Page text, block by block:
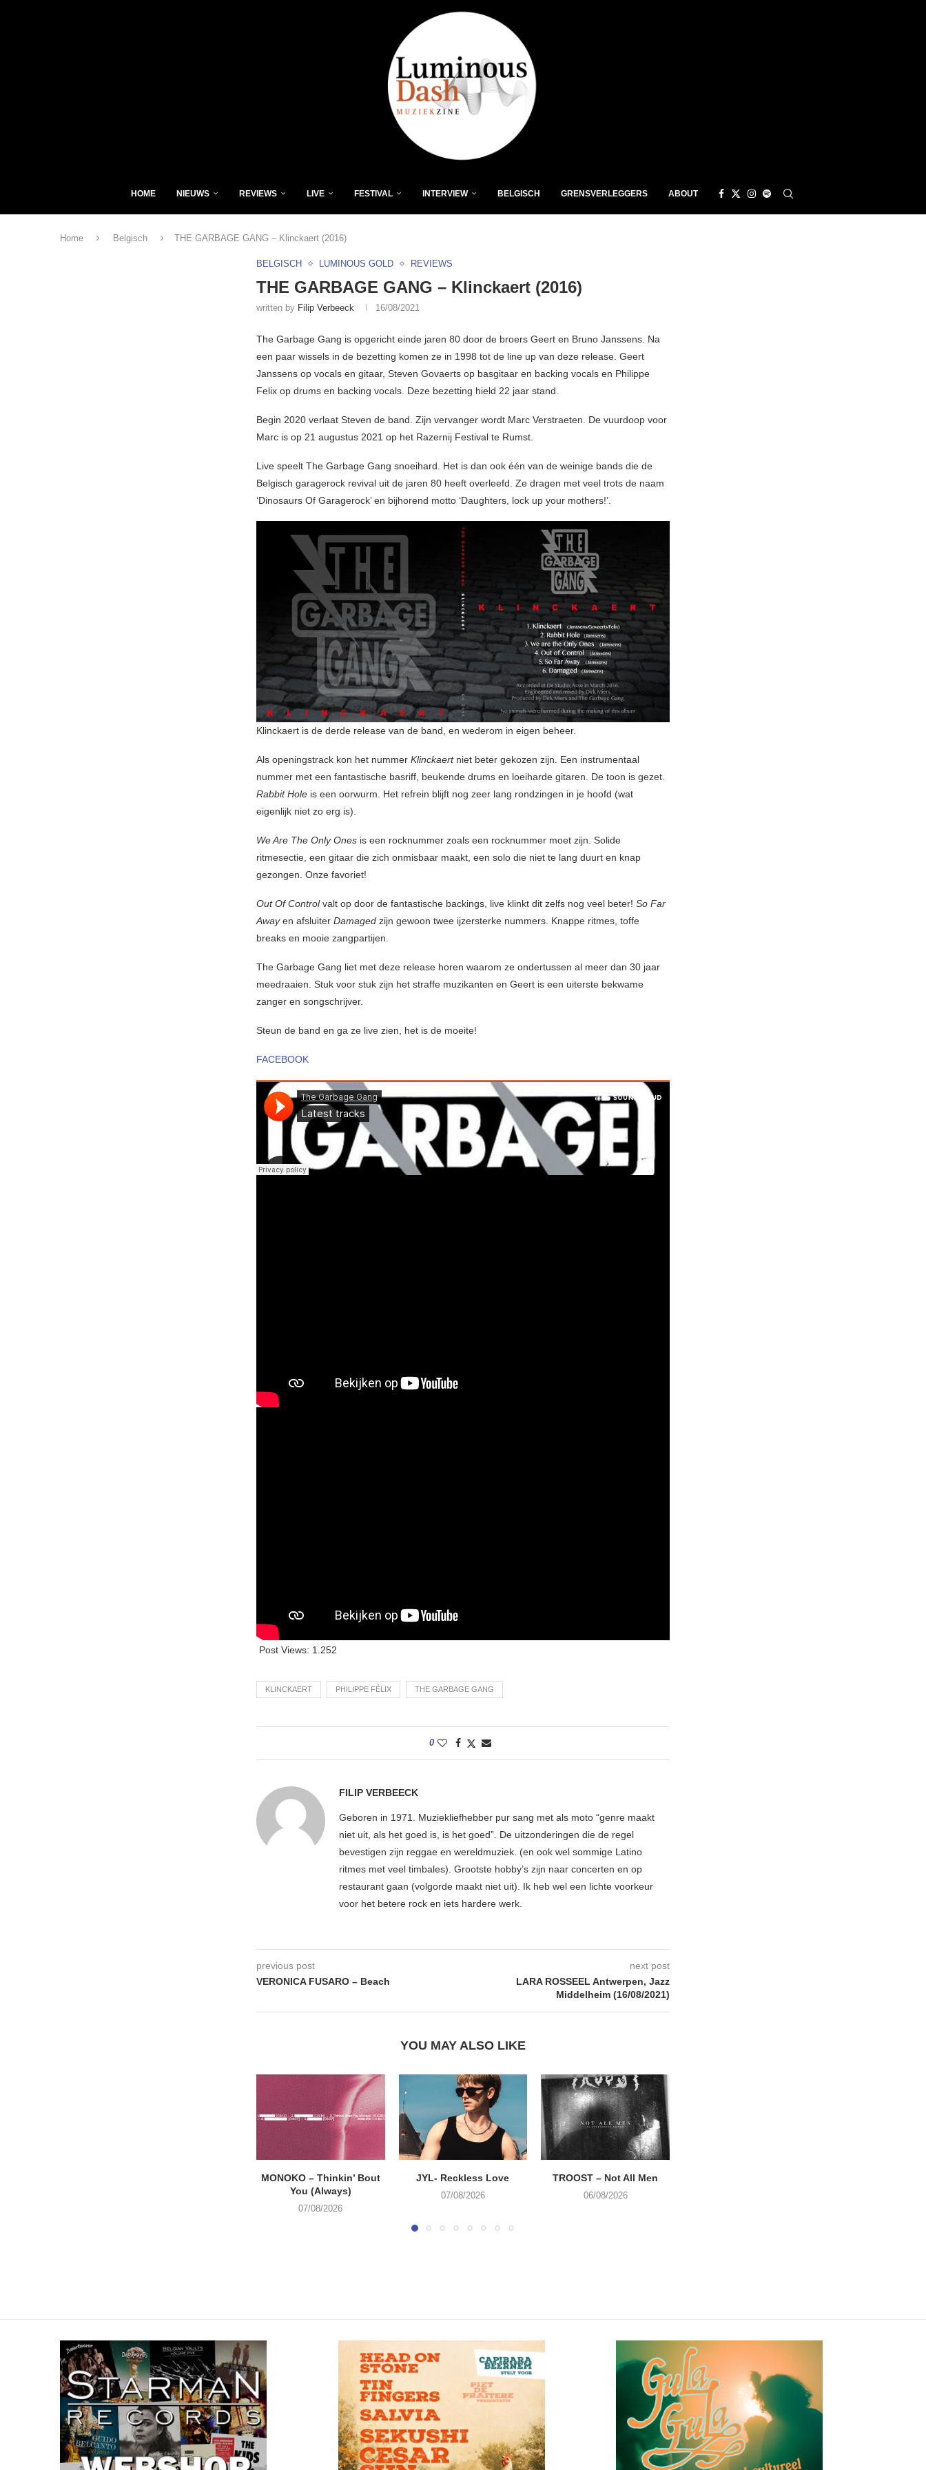
HOME NIEUWS REVIEWS LIVE FESTIVAL INTERVIEW BELGISCH GRENSVERLEGGERS ABOUT
Home Belgisch THE GARBAGE GANG – Klinckaert (2016)
BELGISCH LUMINOUS GOLD REVIEWS
THE GARBAGE GANG – Klinckaert (2016)
written by Filip Verbeeck 16/08/2021
The Garbage Gang is opgericht einde jaren 80 door de broers Geert en Bruno Janssens. Na
een paar wissels in de bezetting komen ze in 1998 tot de line up van deze release. Geert
Janssens op vocals en gitaar, Steven Govaerts op basgitaar en backing vocals en Philippe
Felix op drums en backing vocals. Deze bezetting hield 22 jaar stand.
Begin 2020 verlaat Steven de band. Zijn vervanger wordt Marc Verstraeten. De vuurdoop voor
Marc is op 21 augustus 2021 op het Razernij Festival te Rumst.
Live speelt The Garbage Gang snoeihard. Het is dan ook één van de weinige bands die de
Belgisch garagerock revival uit de jaren 80 heeft overleefd. Ze dragen met veel trots de naam
‘Dinosaurs Of Garagerock’ en bijhorend motto ‘Daughters, lock up your mothers!’.
Klinckaert is de derde release van de band, en wederom in eigen beheer.
Als openingstrack kon het nummer Klinckaertniet beter gekozen zijn. Een instrumentaal
nummer met een fantastische basriff, beukende drums en loeiharde gitaren. De toon is gezet.
Rabbit Hole is een oorwurm. Het refrein blijft nog zeer lang rondzingen in je hoofd (wat
eigenlijk niet zo erg is).
We Are The Only Ones is een rocknummer zoals een rocknummer moet zijn. Solide
ritmesectie, een gitaar die zich onmisbaar maakt, een solo die niet te lang duurt en knap
gezongen. Onze favoriet!
Out Of Controlvalt op door de fantastische backings, live klinkt dit zelfs nog veel beter! So Far
Awayen afsluiter Damaged zijn gewoon twee ijzersterke nummers. Knappe ritmes, toffe
breaks en mooie zangpartijen.
The Garbage Gang liet met deze release horen waarom ze ondertussen al meer dan 30 jaar
meedraaien. Stuk voor stuk zijn het straffe muzikanten en Geert is een uiterste bekwame
zanger en songschrijver.
Steun de band en ga ze live zien, het is de moeite!
FACEBOOK
Post Views: 1.252
KLINCKAERT PHILIPPE FÉLIX THE GARBAGE GANG
0
FILIP VERBEECK
Geboren in 1971. Muziekliefhebber pur sang met als moto “genre maakt
niet uit, als het goed is, is het goed”. De uitzonderingen die de regel
bevestigen zijn reggae en wereldmuziek. (en ook wel sommige Latino
ritmes met veel timbales). Grootste hobby’s zijn naar concerten en op
restaurant gaan (volgorde maakt niet uit). Ik heb wel een lichte voorkeur
voor het betere rock en iets hardere werk.
previous post
VERONICA FUSARO – Beach
next post
LARA ROSSEEL Antwerpen, Jazz
Middelheim (16/08/2021)
YOU MAY ALSO LIKE
MONOKO – Thinkin’ Bout
You (Always)
07/08/2026
JYL- Reckless Love
07/08/2026
TROOST – Not All Men
06/08/2026